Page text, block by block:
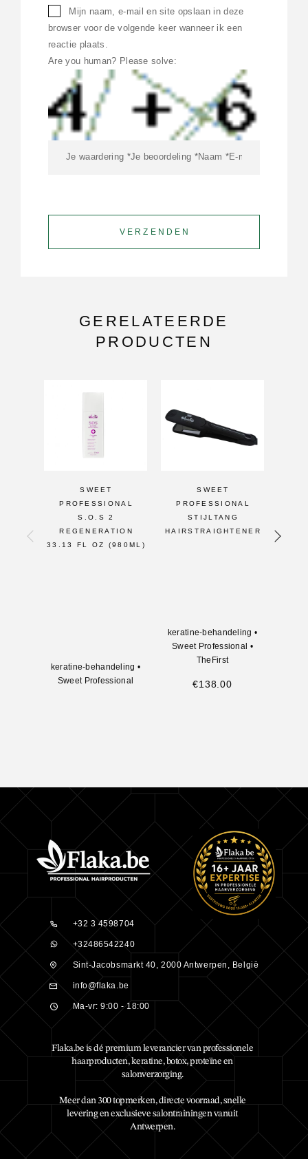
Mijn naam, e-mail en site opslaan in deze
browser voor de volgende keer wanneer ik een
reactie plaats.
Are you human? Please solve:
GERELATEERDE
PRODUCTEN
SWEET
PROFESSIONAL
S.O.S 2
REGENERATION
33.13 FL OZ (980ML)
keratine-behandeling •
Sweet Professional
SWEET
PROFESSIONAL
STIJLTANG
HAIRSTRAIGHTENER
keratine-behandeling •
Sweet Professional
•
TheFirst
€138.00
+32 3 4598704
+32486542240
Sint-Jacobsmarkt 40, 2000 Antwerpen, België
info@flaka.be
Ma-vr: 9:00 - 18:00
Flaka.be is dé premium leverancier van professionele
haarproducten, keratine, botox, proteïne en
salonverzorging.
Meer dan 300 topmerken, directe voorraad, snelle
levering en exclusieve salontrainingen vanuit
Antwerpen.